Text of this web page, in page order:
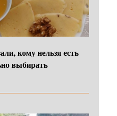
кому нельзя есть
выбирать